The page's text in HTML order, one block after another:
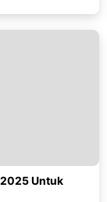
Untuk